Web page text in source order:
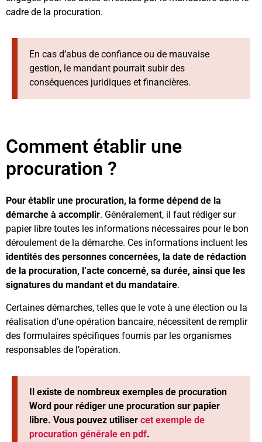
cadre de la procuration.
En cas d’abus de confiance ou de mauvaise
gestion, le mandant pourrait subir des
conséquences juridiques et financières.
Comment établir une
procuration ?
Pour établir une procuration, la forme dépend de la
démarche à accomplir. Généralement, il faut rédiger sur
papier libre toutes les informations nécessaires pour le bon
déroulement de la démarche. Ces informations incluent les
identités des personnes concernées, la date de rédaction
de la procuration, l’acte concerné, sa durée, ainsi que les
signatures du mandant et du mandataire.
Certaines démarches, telles que le vote à une élection ou la
réalisation d’une opération bancaire, nécessitent de remplir
des formulaires spécifiques fournis par les organismes
responsables de l’opération.
Il existe de nombreux exemples de procuration
Word pour rédiger une procuration sur papier
libre. Vous pouvez utiliser cet exemple de
procuration générale en pdf.